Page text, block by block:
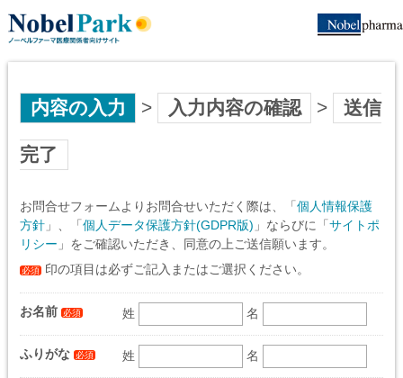
内容の入力 > 入力内容の確認 > 送信
完了
お問合せフォームよりお問合せいただく際は、「個人情報保護
方針 」、「個人データ保護方針(GDPR版) 」ならびに「サイトポ
リシー 」をご確認いただき、同意の上ご送信願います。
必須 印の項目は必ずご記入またはご選択ください。
お名前 必須 姓 名
ふりがな 必須 姓 名